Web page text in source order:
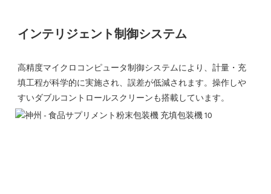
インテリジェント制御システム
高精度マイクロコンピュータ制御システムにより、計量・充
填工程が科学的に実施され、誤差が低減されます。操作しや
すいダブルコントロールスクリーンも搭載しています。